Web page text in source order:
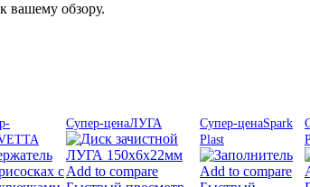
вашему обзору.
Супер-ценаЛУГА
Add to compare
Супер-ценаSpark
Plast
Add to compare